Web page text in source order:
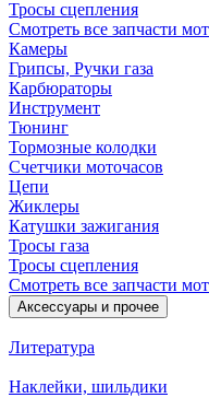
Тросы сцепления
Смотреть все запчасти
Камеры
Грипсы, Ручки газа
Карбюраторы
Инструмент
Тюнинг
Тормозные колодки
Счетчики моточасов
Цепи
Жиклеры
Катушки зажигания
Тросы газа
Тросы сцепления
Смотреть все запчасти
Аксессуары и прочее
Литература
Наклейки, шильдики